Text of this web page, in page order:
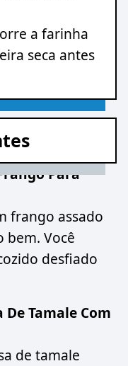
a farinha
seca antes
Para
frango assado
Você
desfiado
Tamale Com
de tamale